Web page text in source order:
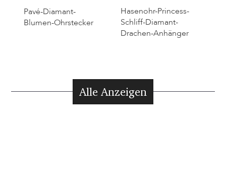
Pavé-Diamant-
Blumen-Ohrstecker
Hasenohr-Princess-
Schliff-Diamant-
Drachen-Anhänger
Alle Anzeigen